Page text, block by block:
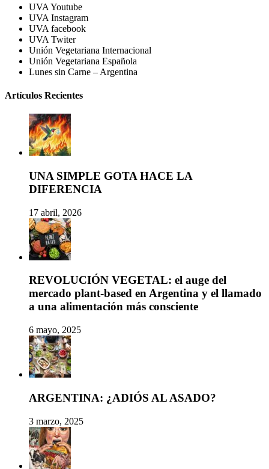
UVA Youtube
UVA Instagram
UVA facebook
UVA Twiter
Unión Vegetariana Internacional
Unión Vegetariana Española
Lunes sin Carne – Argentina
Artículos Recientes
UNA SIMPLE GOTA HACE LA
DIFERENCIA
17 abril, 2026
REVOLUCIÓN VEGETAL: el auge del
mercado plant-based en Argentina y el llamado
a una alimentación más consciente
6 mayo, 2025
ARGENTINA: ¿ADIÓS AL ASADO?
3 marzo, 2025